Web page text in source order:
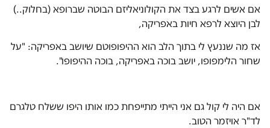
אם אשים לרגע בצד את הקולוניאליזם הבוטה שברופא (בחלוק..)
לבן היוצא לרפא חיות באפריקה,
אז מה שננעץ לי בתוך הלב הוא ההיפופוטם שיושב באפריקה: "על
שחור הלימפופו, יושב בוכה באפריקה, בוכה ההיפופו".
אם היה לי קול גם אני הייתי מתייפחת כמו אותו היפו ששלח טלגרם
לד"ר אויזמר הטוב.